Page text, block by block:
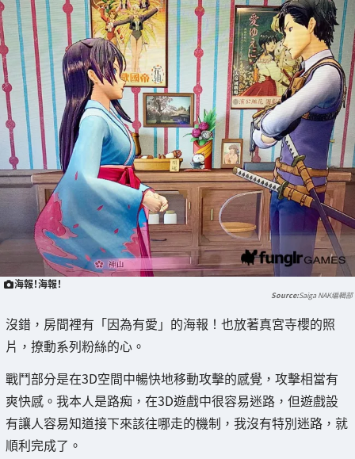
海報！海報！
Saiga NAK編輯部
沒錯，房間裡有「因為有愛」的海報！也放著真宮寺櫻的照
片，撩動系列粉絲的心。
戰鬥部分是在3D空間中暢快地移動攻擊的感覺，攻擊相當有
爽快感。我本人是路痴，在3D遊戲中很容易迷路，但遊戲設
有讓人容易知道接下來該往哪走的機制，我沒有特別迷路，就
順利完成了。